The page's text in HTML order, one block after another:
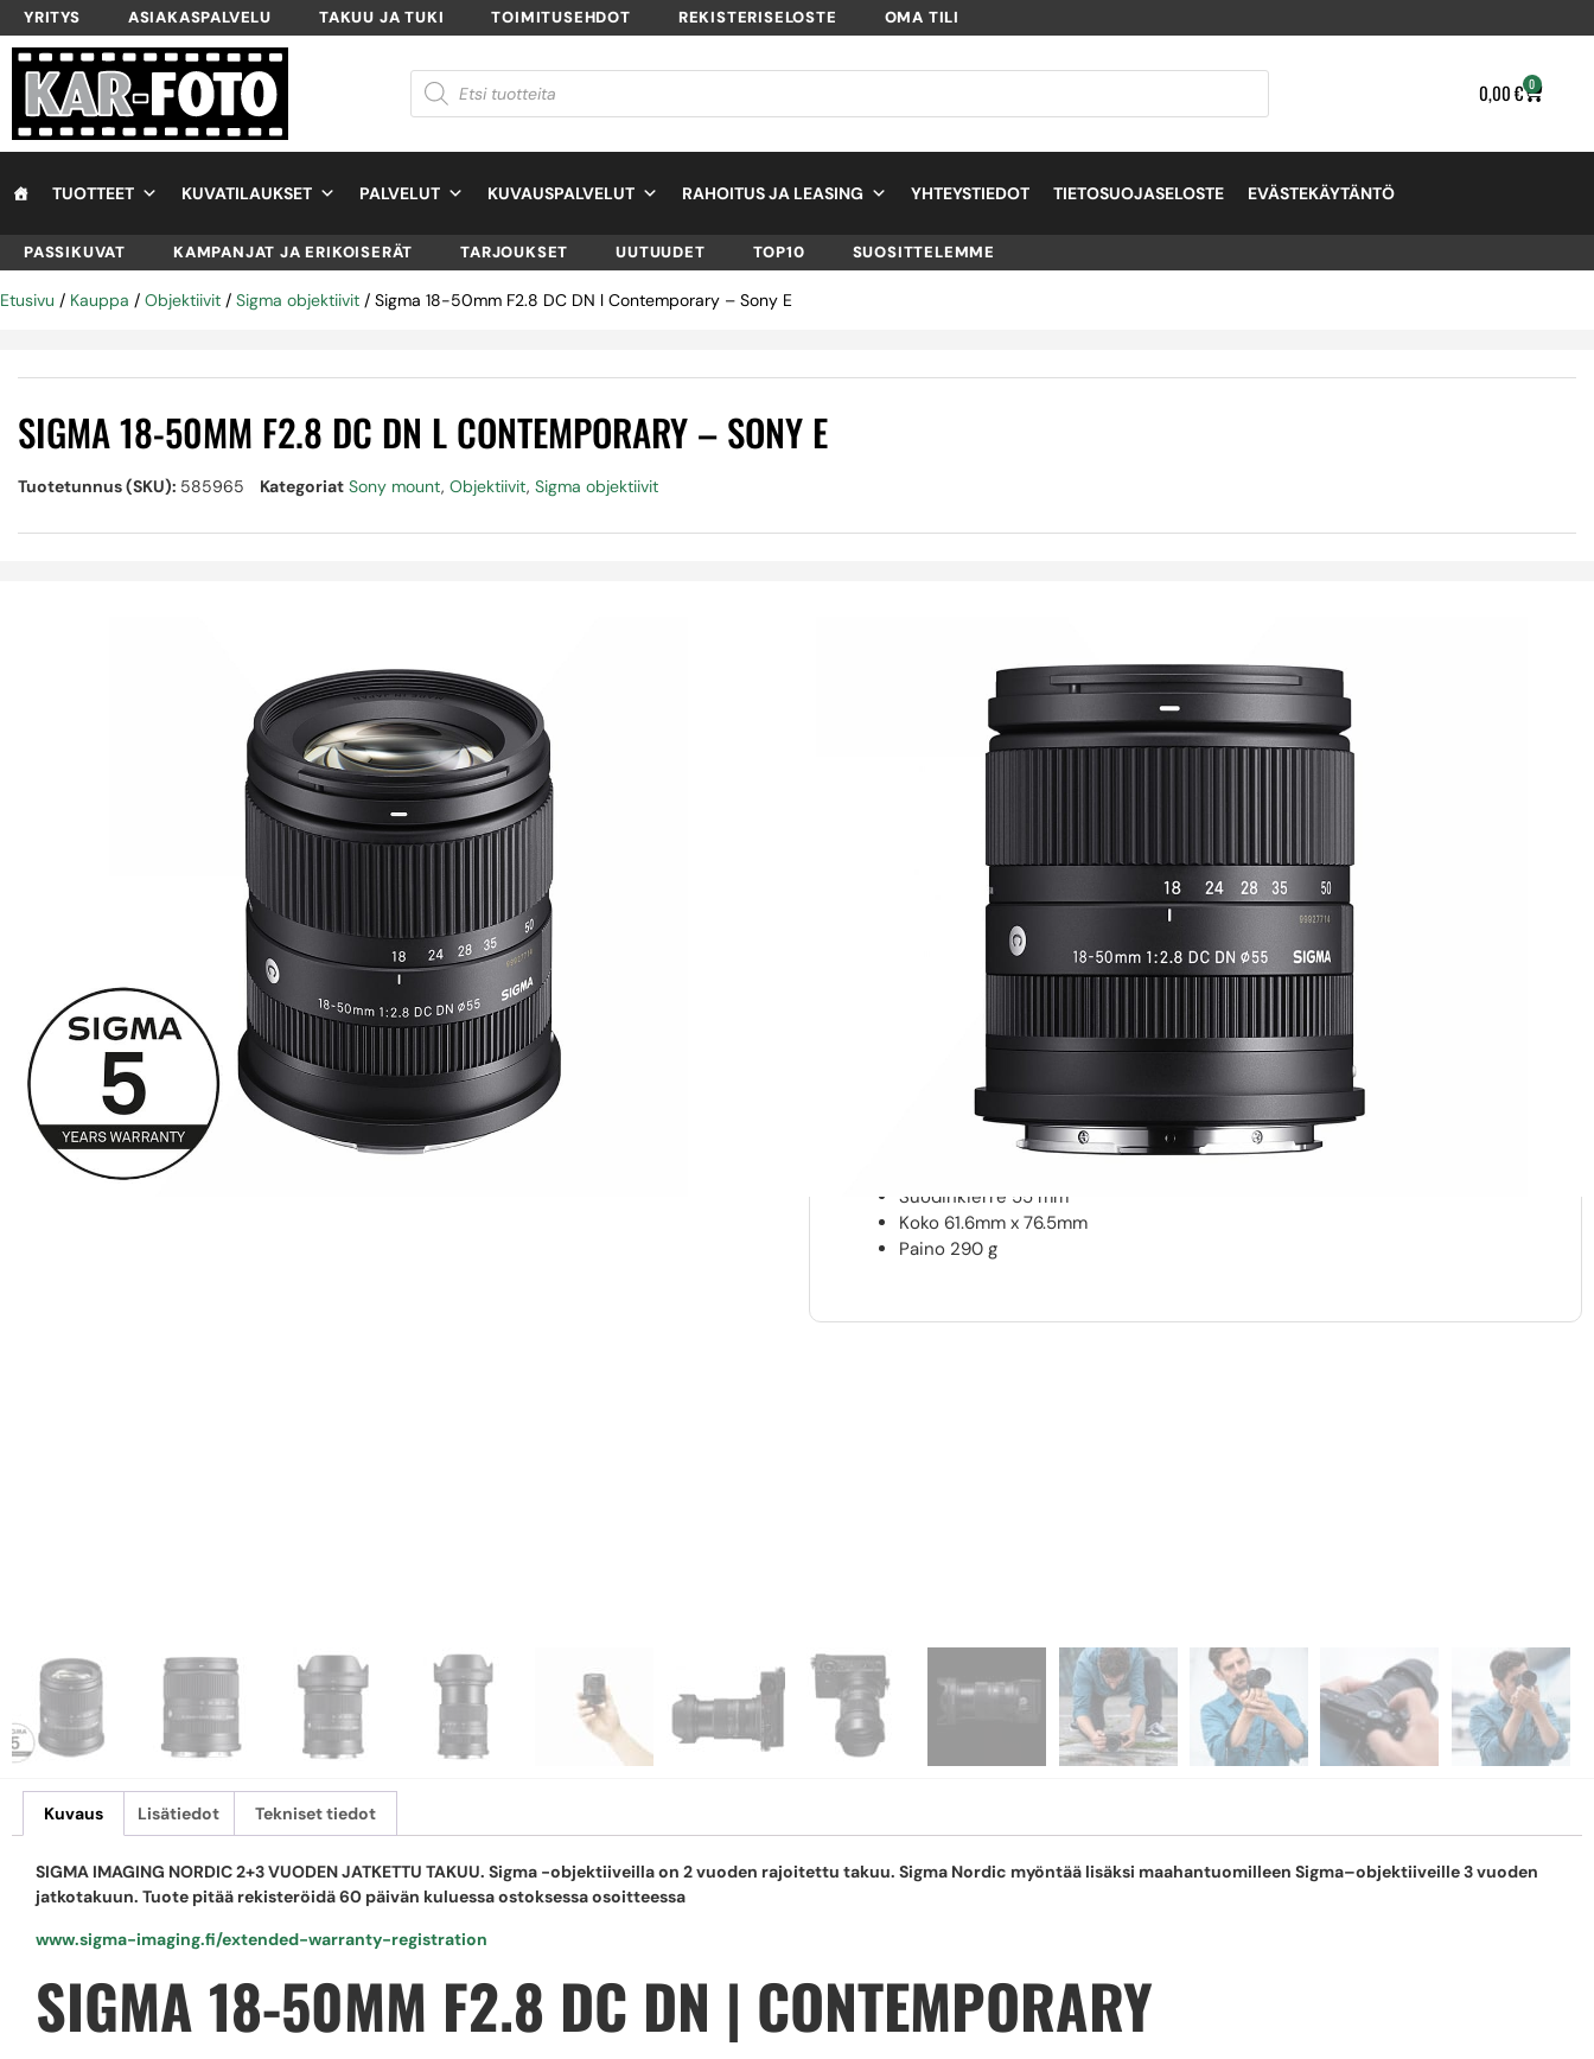
YRITYS ASIAKASPALVELU TAKUU JA TUKI TOIMITUSEHDOT REKISTERISELOSTE OMA TILI
0,00€ 0
TUOTTEET KUVATILAUKSET PALVELUT KUVAUSPALVELUT RAHOITUS JA LEASING YHTEYSTIEDOT TIETOSUOJASELOSTE EVÄSTEKÄYTÄNTÖ
PASSIKUVAT KAMPANJAT JA ERIKOISERÄT TARJOUKSET UUTUUDET TOP10 SUOSITTELEMME
Etusivu / Kauppa / Objektiivit / Sigma objektiivit / Sigma 18-50mm F2.8 DC DN l Contemporary – Sony E
SIGMA 18-50MM F2.8 DC DN L CONTEMPORARY – SONY E
Tuotetunnus (SKU): 585965 Kategoriat Sony mount, Objektiivit, Sigma objektiivit
Minimi aukko: F22
Minimi tarkennusetäisyys 12.1 cm (Wide ) – 30 cm (Tele)
Suurennossuhde: 1:2.8 (Wide) – 1:5 (Tele)
Optinen rakenne: 13 elementtiä 10 ryhmässä
Suodinkierre 55 mm
Koko 61.6mm x 76.5mm
Paino 290 g
Kuvaus Lisätiedot Tekniset tiedot
SIGMA IMAGING NORDIC 2+3 VUODEN JATKETTU TAKUU. Sigma -objektiiveilla on 2 vuoden rajoitettu takuu. Sigma Nordic myöntää lisäksi maahantuomilleen Sigma–objektiiveille 3 vuoden
jatkotakuun. Tuote pitää rekisteröidä 60 päivän kuluessa ostoksessa osoitteessa
www.sigma-imaging.fi/extended-warranty-registration
SIGMA 18-50MM F2.8 DC DN | CONTEMPORARY